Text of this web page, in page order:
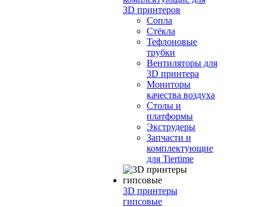
3D принтеров
Сопла
Cтёкла
Тефлоновые
трубки
Вентиляторы для
3D принтера
Мониторы
качества воздуха
Столы и
платформы
Экструдеры
Запчасти и
комплектующие
для Tiertime
3D принтеры
гипсовые